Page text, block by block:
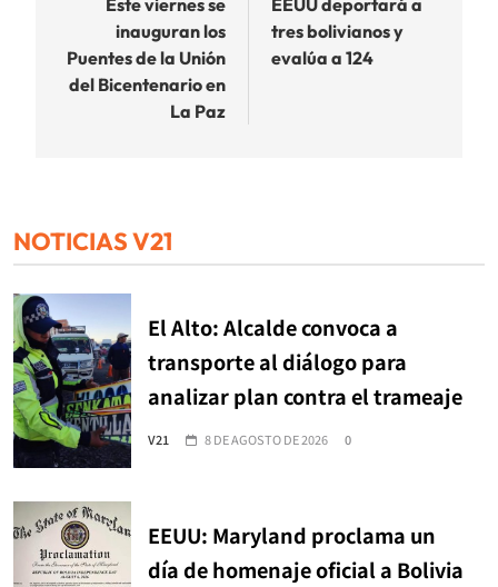
entradas
inauguran los
Puentes de la Unión
del Bicentenario en
La Paz
tres bolivianos y
evalúa a 124
NOTICIAS V21
El Alto: Alcalde convoca a
transporte al diálogo para
analizar plan contra el trameaje
V21 8 DE AGOSTO DE 2026 0
EEUU: Maryland proclama un
día de homenaje oficial a Bolivia